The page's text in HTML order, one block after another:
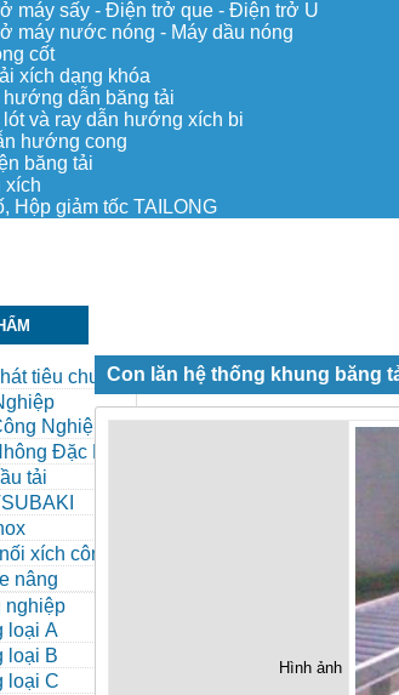
máy sấy - Điện trở que - Điện trở U
máy nước nóng - Máy dầu nóng
cốt
xích dạng khóa
dẫn băng tải
và ray dẫn hướng xích bi
hướng cong
băng tải
xích
Hộp giảm tốc TAILONG
tiêu chuẩn
Nghiệp -
Nghiep
Đặc Biệt
tải
xích công
nâng
nghiệp
loại A
loại B
loại C
Con lăn hệ thống khung băng
Hình ảnh